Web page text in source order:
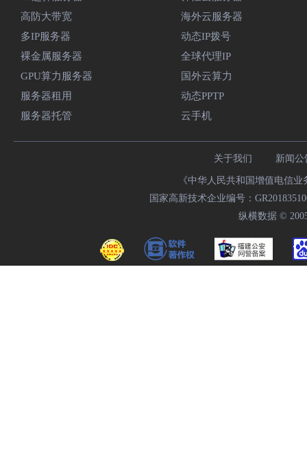
高防大带宽
多IP服务器
裸金属服务器
GPU算力服务器
服务器租用
服务器托管
海外云服务器
动态IP拨号
全球代理IP
国外云算力
动态PPTP
云手机
关于我们 新闻公
《中华人民共和国增值电信
国家高新技术企业编号：
纵横数据 ©